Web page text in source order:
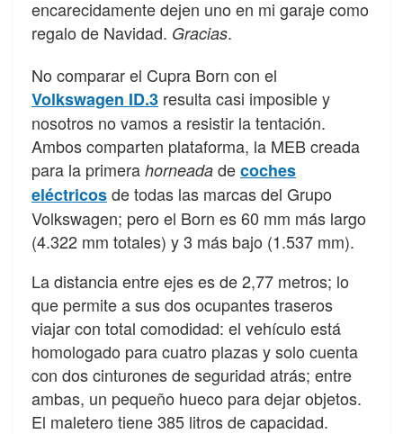
encarecidamente dejen uno en mi garaje como
regalo de Navidad. Gracias.
No comparar el Cupra Born con el
Volkswagen ID.3 resulta casi imposible y
nosotros no vamos a resistir la tentación.
Ambos comparten plataforma, la MEB creada
para la primera horneada decoches
eléctricosde todas las marcas del Grupo
Volkswagen; pero el Born es 60 mm más largo
(4.322 mm totales) y 3 más bajo (1.537 mm).
La distancia entre ejes es de 2,77 metros; lo
que permite a sus dos ocupantes traseros
viajar con total comodidad: el vehículo está
homologado para cuatro plazas y solo cuenta
con dos cinturones de seguridad atrás; entre
ambas, un pequeño hueco para dejar objetos.
El maletero tiene 385 litros de capacidad.